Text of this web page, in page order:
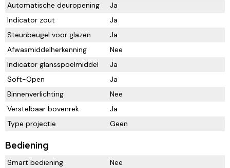
Automatische deuropening
Ja
Indicator zout
Ja
Steunbeugel voor glazen
Ja
Afwasmiddelherkenning
Nee
Indicator glansspoelmiddel
Ja
Soft-Open
Ja
Binnenverlichting
Nee
Verstelbaar bovenrek
Ja
Type projectie
Geen
Bediening
Smart bediening
Nee